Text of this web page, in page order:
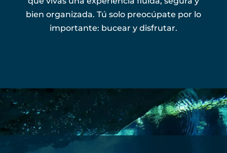
bien organizada. Tú solo preocúpate por lo
importante: bucear y disfrutar.